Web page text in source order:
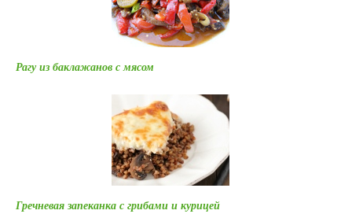
Рагу из баклажанов с мясом
Гречневая запеканка с грибами и курицей